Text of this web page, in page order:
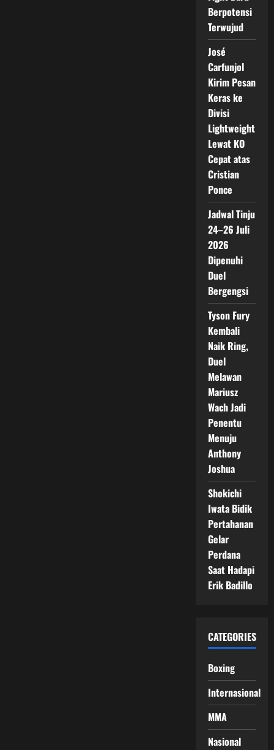
Berpotensi
Terwujud
José
Carfunjol
Kirim Pesan
Keras ke
Divisi
Lightweight
Lewat KO
Cepat atas
Cristian
Ponce
Jadwal Tinju
24–26 Juli
2026
Dipenuhi
Duel
Bergengsi
Tyson Fury
Kembali
Naik Ring,
Duel
Melawan
Mariusz
Wach Jadi
Penentu
Menuju
Anthony
Joshua
Shokichi
Iwata Bidik
Pertahanan
Gelar
Perdana
Saat Hadapi
Erik Badillo
CATEGORIES
Boxing
Internasional
MMA
Nasional